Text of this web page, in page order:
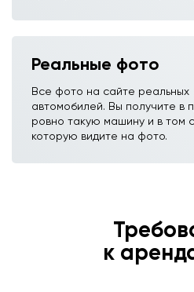
Реальные фото
Все фото на сайте реальных
автомобилей. Вы получите в
ровно такую машину и в том
которую видите на фото.
к